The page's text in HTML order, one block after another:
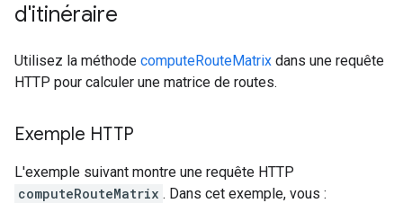
d'itinéraire
Utilisez la méthode computeRouteMatrix dans une requête
HTTP pour calculer une matrice de routes.
Exemple HTTP
L'exemple suivant montre une requête HTTP
computeRouteMatrix . Dans cet exemple, vous :